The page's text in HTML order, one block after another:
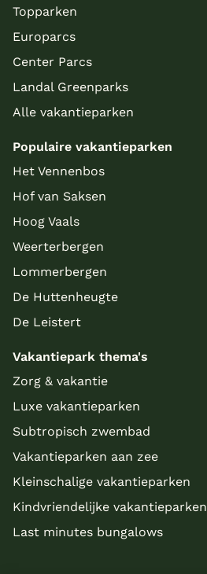
Topparken
Europarcs
Center Parcs
Landal Greenparks
Alle vakantieparken
Populaire vakantieparken
Het Vennenbos
Hof van Saksen
Hoog Vaals
Weerterbergen
Lommerbergen
De Huttenheugte
De Leistert
Vakantiepark thema's
Zorg & vakantie
Luxe vakantieparken
Subtropisch zwembad
Vakantieparken aan zee
Kleinschalige vakantieparken
Kindvriendelijke vakantieparken
Last minutes bungalows